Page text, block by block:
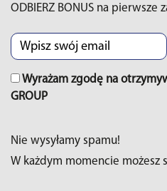
ODBIERZ BONUS na pierwsze
Wyrażam zgodę na
GROUP
Nie wysyłamy spamu!
W każdym momencie możesz